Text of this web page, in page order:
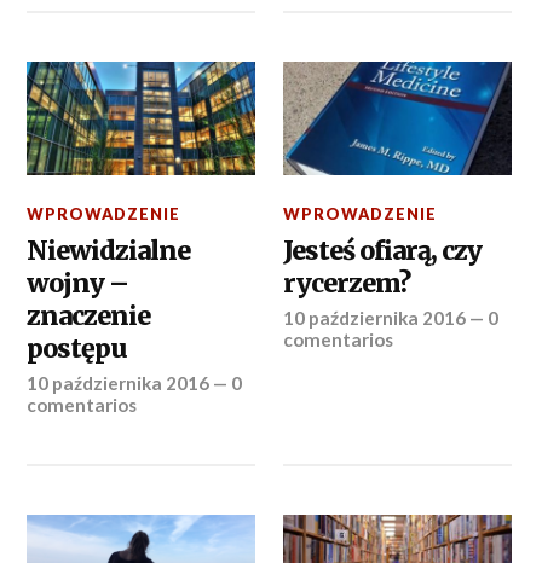
WPROWADZENIE
Niewidzialne
wojny –
znaczenie
postępu
10 października 2016 — 0
comentarios
WPROWADZENIE
Jesteś ofiarą, czy
rycerzem?
10 października 2016 — 0
comentarios